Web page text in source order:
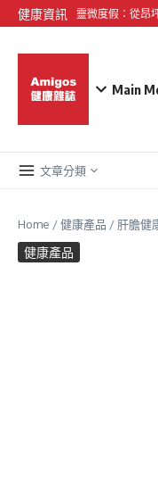
Skip to content
健康資訊
《大嶼山心靈微度假：從昂坪
Main
文章分類
Home /健康產品 / 肝膽健
健康產品